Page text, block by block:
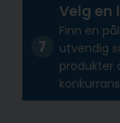
Velg en
Finn en
utvendig
produkter